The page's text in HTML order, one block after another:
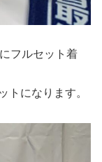
フルセット着
トになります。